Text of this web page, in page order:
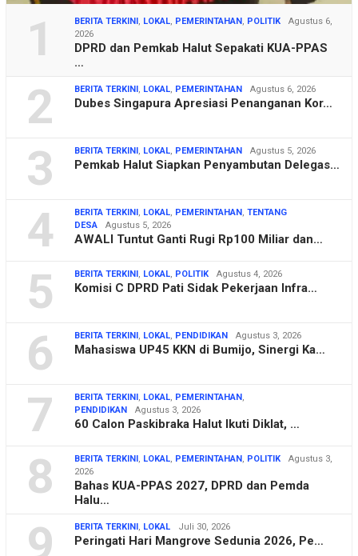
1 BERITA TERKINI , LOKAL, PEMERINTAHAN , POLITIK
Agustus 6,
2026
DPRD dan Pemkab Halut Sepakati KUA-PPAS
…
2 BERITA TERKINI , LOKAL, PEMERINTAHAN Agustus 6, 2026
Dubes Singapura Apresiasi Penanganan Kor…
3 BERITA TERKINI , LOKAL, PEMERINTAHAN Agustus 5, 2026
Pemkab Halut Siapkan Penyambutan Delegas…
4 BERITA TERKINI , LOKAL, PEMERINTAHAN , TENTANG
DESA
Agustus 5, 2026
AWALI Tuntut Ganti Rugi Rp100 Miliar dan…
5 BERITA TERKINI , LOKAL, POLITIK Agustus 4, 2026
Komisi C DPRD Pati Sidak Pekerjaan Infra…
6 BERITA TERKINI , LOKAL, PENDIDIKAN Agustus 3, 2026
Mahasiswa UP45 KKN di Bumijo, Sinergi Ka…
7 BERITA TERKINI , LOKAL, PEMERINTAHAN ,
PENDIDIKAN
Agustus 3, 2026
60 Calon Paskibraka Halut Ikuti Diklat, …
8 BERITA TERKINI , LOKAL, PEMERINTAHAN , POLITIK
Agustus 3,
2026
Bahas KUA-PPAS 2027, DPRD dan Pemda
Halu…
BERITA TERKINI , LOKAL Juli 30, 2026
Peringati Hari Mangrove Sedunia 2026, Pe…